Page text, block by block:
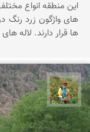
های واژگون زرد رنگ
ها قرار دارند. لاله های زردنگ درمیان انبوه لاله های قرمز زیبا
اسفندیار خدایی